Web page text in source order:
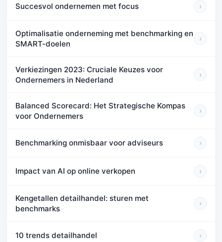
Succesvol ondernemen met focus ›
Optimalisatie onderneming met benchmarking en
SMART-doelen
›
Verkiezingen 2023: Cruciale Keuzes voor
Ondernemers in Nederland
›
Balanced Scorecard: Het Strategische Kompas
voor Ondernemers
›
Benchmarking onmisbaar voor adviseurs ›
Impact van AI op online verkopen ›
Kengetallen detailhandel: sturen met
benchmarks
›
10 trends detailhandel ›